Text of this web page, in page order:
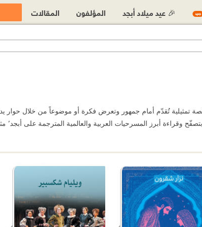
تمثيلية تُقدّم أمام جمهور وتعرض فكرة أو موضوعاً من خلال حوار
والعالمية المترجمة على أبجد٬ مثل مسرحيات ويليام شكسبير٬ أحمد شوقي وغيرهما.
جديد 🎉 عيد ميلاد أبجد المؤلفون المقالات